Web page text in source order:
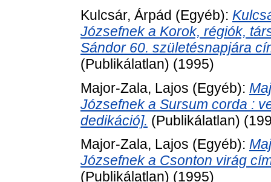
Kulcsár, Árpád (Egyéb):
Józsefnek a Korok, régiók,
Sándor 60. születésnapjára
(Publikálatlan) (1995)
Major-Zala, Lajos (Egyéb):
Józsefnek a Sursum corda :
dedikáció]. (Publikálatlan)
Major-Zala, Lajos (Egyéb):
Józsefnek a Csonton virág
(Publikálatlan) (1995)